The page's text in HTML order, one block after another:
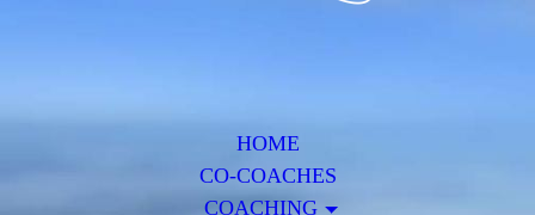
HOME
CO-COACHES
COACHING